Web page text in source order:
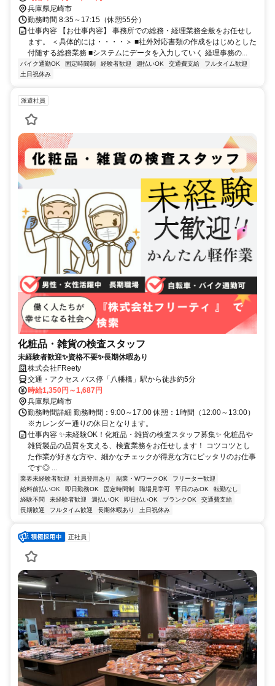
◆車・バイク通勤ＯＫ
兵庫県尼崎市
勤務時間 8:35～17:15（休憩55分）
仕事内容 【お仕事内容】 事務所での総務・経理業務全般をお任せし
ます。 ＜具体的には・・・・＞ ■社外対応書類の作成をはじめとした
付随する総務業務 ■システムにデータを入力していく 経理事務の...
バイク通勤OK 固定時間制 経験者歓迎 週払いOK 交通費支給
フルタイム歓迎
土日祝休み
派遣社員
化粧品・雑貨の検査スタッフ
未経験者歓迎✨資格不要✨長期休暇あり
株式会社FReety
交通・アクセス バス停「八幡橋」駅から徒歩約5分
時給1,350円～1,687円
兵庫県尼崎市
勤務時間詳細 勤務時間：9:00～17:00 休憩：1時間（12:00～13:00）
※カレンダー通りの休日となります。
仕事内容 ✨未経験OK！化粧品・雑貨の検査スタッフ募集✨ 化粧品や
雑貨製品の品質を支える、検査業務をお任せします！ コツコツとし
た作業が好きな方や、細かなチェックが得意な方にピッタリのお仕事
です◎ ...
業界未経験者歓迎 社員登用あり 副業・WワークOK
フリーター歓迎
給料前払いOK
即日勤務OK 固定時間制 職場見学可 平日のみOK
転勤なし
経験不問
未経験者歓迎 週払いOK 即日払いOK ブランクOK
交通費支給
長期歓迎
フルタイム歓迎 長期休暇あり 土日祝休み
正社員